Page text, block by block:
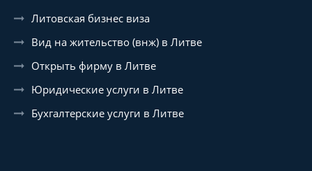
Литовская бизнес виза
Вид на жительство (внж) в Литве
Открыть фирму в Литве
Юридические услуги в Литве
Бухгалтерские услуги в Литве